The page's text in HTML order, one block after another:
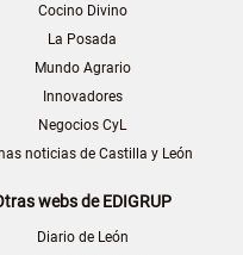
Cocino Divino
La Posada
Mundo Agrario
Innovadores
Negocios CyL
noticias de Castilla y León
webs de EDIGRUP
Diario de León